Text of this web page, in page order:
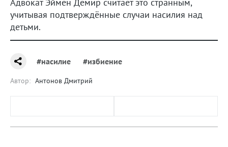
учитывая подтверждённые случаи насилия над
детьми.
#насилие #избиение
Автор: Антонов Дмитрий